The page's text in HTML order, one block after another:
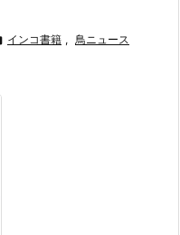
インコ書籍 , 鳥ニュース